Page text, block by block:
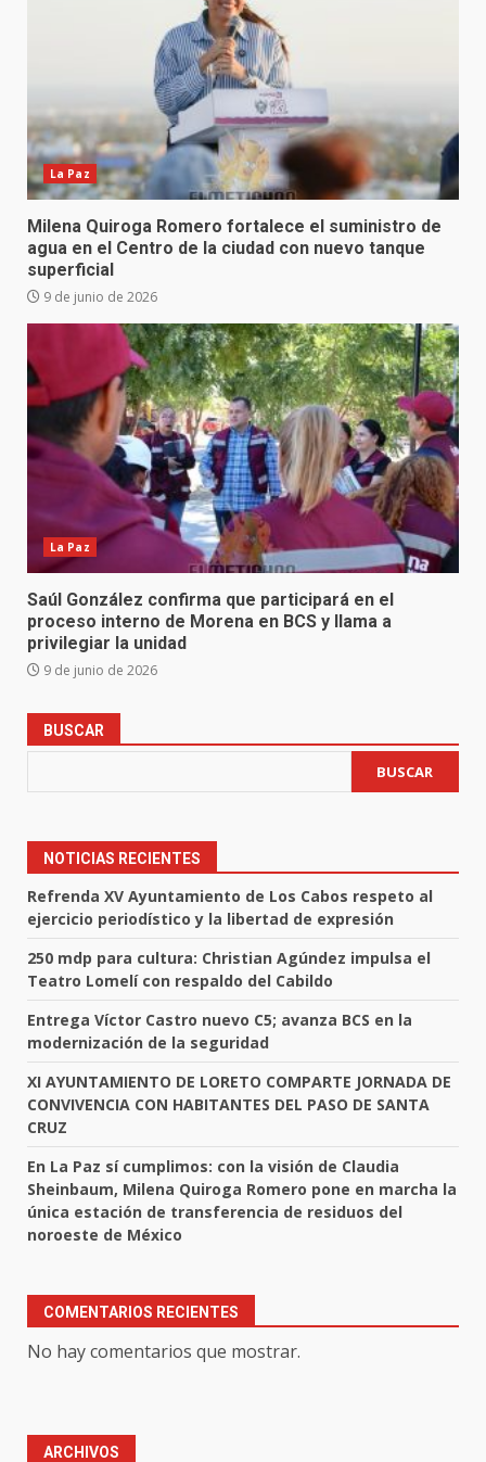
La Paz
Milena Quiroga Romero fortalece el suministro de
agua en el Centro de la ciudad con nuevo tanque
superficial
9 de junio de 2026
La Paz
Saúl González confirma que participará en el
proceso interno de Morena en BCS y llama a
privilegiar la unidad
9 de junio de 2026
BUSCAR
BUSCAR
NOTICIAS RECIENTES
Refrenda XV Ayuntamiento de Los Cabos respeto al
ejercicio periodístico y la libertad de expresión
250 mdp para cultura: Christian Agúndez impulsa el
Teatro Lomelí con respaldo del Cabildo
Entrega Víctor Castro nuevo C5; avanza BCS en la
modernización de la seguridad
XI AYUNTAMIENTO DE LORETO COMPARTE JORNADA DE
CONVIVENCIA CON HABITANTES DEL PASO DE SANTA
CRUZ
En La Paz sí cumplimos: con la visión de Claudia
Sheinbaum, Milena Quiroga Romero pone en marcha la
única estación de transferencia de residuos del
noroeste de México
COMENTARIOS RECIENTES
No hay comentarios que mostrar.
ARCHIVOS